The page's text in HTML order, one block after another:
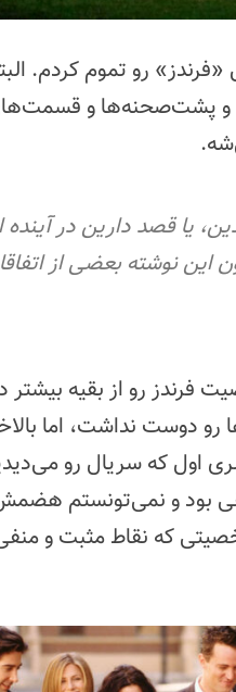
رو تموم کردم.
و پشت‌صحنه‌ها و
یا قصد دارین در آینده
نوشته بعضی از
رو از بقیه بیشتر
نداشت، اما
اول که سریال رو
بود و نمی‌تونستم هضمش
که نقاط مثبت و